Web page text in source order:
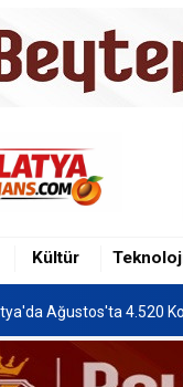
Kültür
Ağustos'ta 4.520
Genel Müdürlüğüne
Ağustos'ta 4.520
Af Düzenlemesi